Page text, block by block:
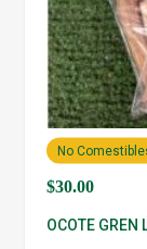
$30.00
No
OCOTE GREN